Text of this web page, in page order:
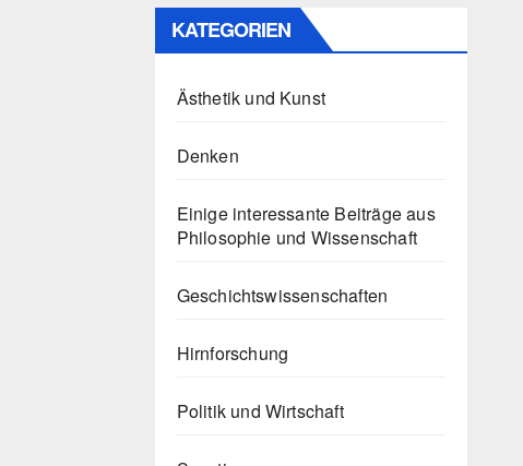
KATEGORIEN
Ästhetik und Kunst
Denken
Einige interessante Beiträge aus
Philosophie und Wissenschaft
Geschichtswissenschaften
Hirnforschung
Politik und Wirtschaft